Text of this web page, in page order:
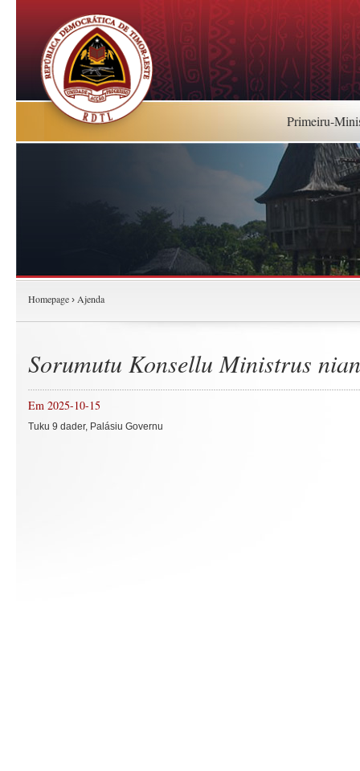
Primeiru-
Homepage › Ajenda
Sorumutu Konsellu Ministrus nian
Em 2025-10-15
Tuku 9 dader, Palásiu Governu